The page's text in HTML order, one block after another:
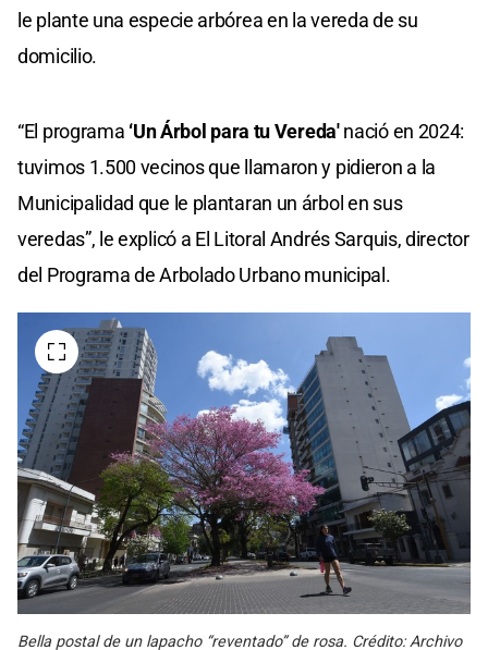
le plante una especie arbórea en la vereda de su
domicilio.
“El programa ‘Un Árbol para tu Vereda'nació en 2024:
tuvimos 1.500 vecinos que llamaron y pidieron a la
Municipalidad que le plantaran un árbol en sus
veredas”, le explicó a El Litoral Andrés Sarquis, director
del Programa de Arbolado Urbano municipal.
Bella postal de un lapacho “reventado” de rosa. Crédito: Archivo